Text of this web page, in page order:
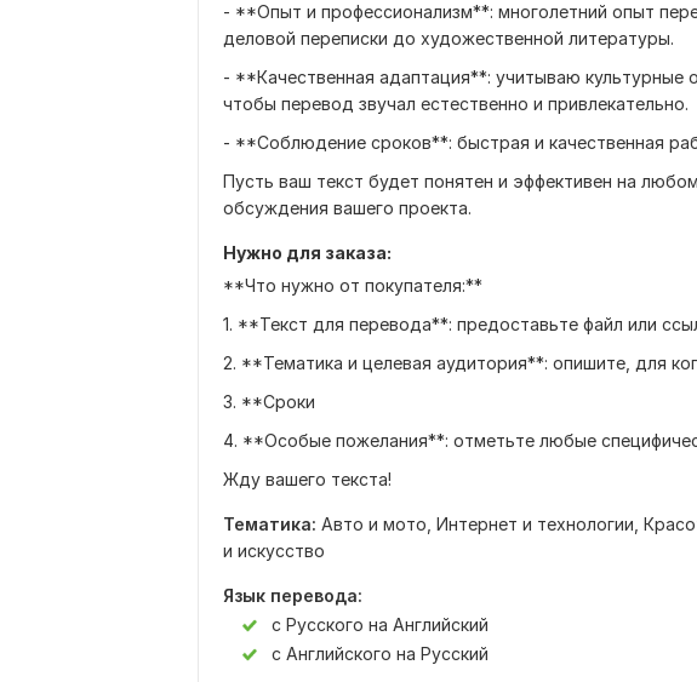
- **Опыт и профессионализм**: многолетний опыт
деловой переписки до художественной литературы.
- **Качественная адаптация**: учитываю культурные
чтобы перевод звучал естественно и привлекательно.
- **Соблюдение сроков**: быстрая и качественная
Пусть ваш текст будет понятен и эффективен на
обсуждения вашего проекта.
Нужно для заказа:
**Что нужно от покупателя:**
1. **Текст для перевода**: предоставьте файл или
2. **Тематика и целевая аудитория**: опишите, для
3. **Сроки
4. **Особые пожелания**: отметьте любые
Жду вашего текста!
Тематика: Авто и мото, Интернет и технологии,
и искусство
Язык перевода:
с Русского на Английский
с Английского на Русский